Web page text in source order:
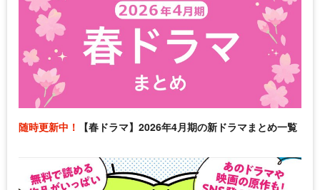
随時更新中！ 【春ドラマ】2026年4月期の新ドラマまとめ一覧